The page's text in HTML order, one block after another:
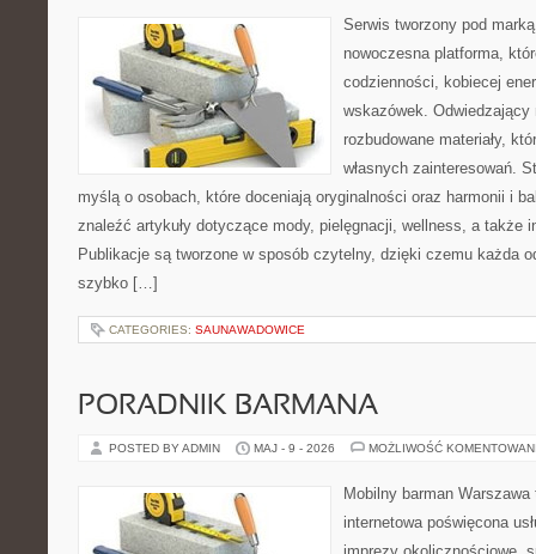
Serwis tworzony pod
nowoczesna platforma,
codzienności, kobiecej
wskazówek.
rozbudowane materiały,
własnych zainteresowań.
myślą o osobach, które doceniają oryginalności oraz harmonii i
znaleźć artykuły dotyczące mody, pielęgnacji, wellness, a także
Publikacje są tworzone w sposób czytelny, dzięki czemu każda
szybko […]
CATEGORIES: SAUNAWADOWICE
PORADNIK BARMANA
POSTED BY ADMIN MAJ - 9 - 2026 MOŻLIWOŚĆ
Mobilny barman
internetowa poświęcona